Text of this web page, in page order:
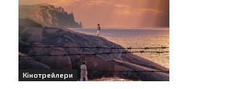
Кінотрейлери